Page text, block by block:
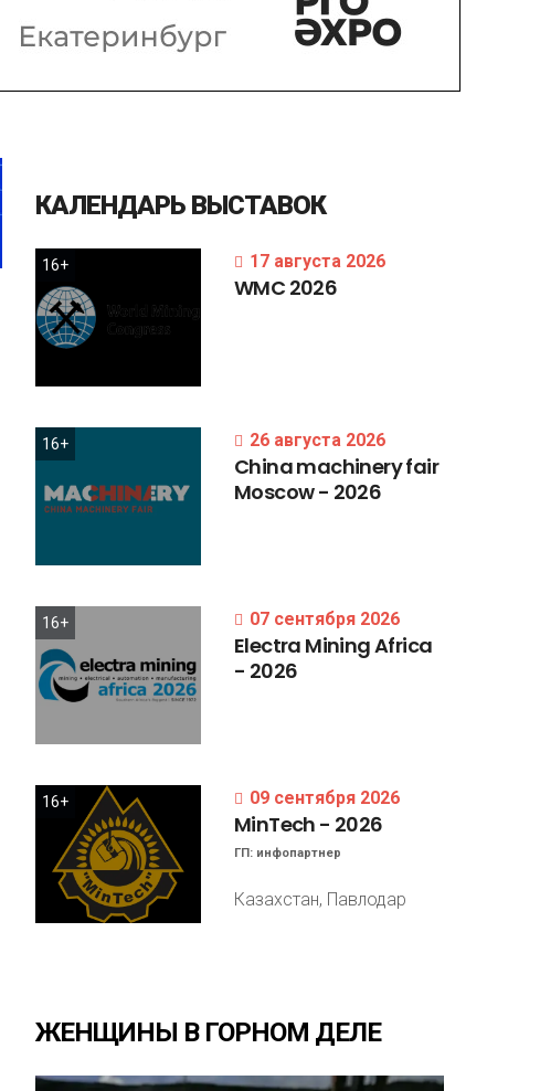
КАЛЕНДАРЬ ВЫСТАВОК
16+ 17 августа 2026
WMC 2026
16+ 26 августа 2026
Chinamachineryfair
Moscow- 2026
16+ 07 сентября 2026
Electra MiningAfrica
- 2026
16+ 09 сентября 2026
MinTech - 2026
ГП: инфопартнер
Казахстан, Павлодар
ЖЕНЩИНЫ В ГОРНОМ ДЕЛЕ